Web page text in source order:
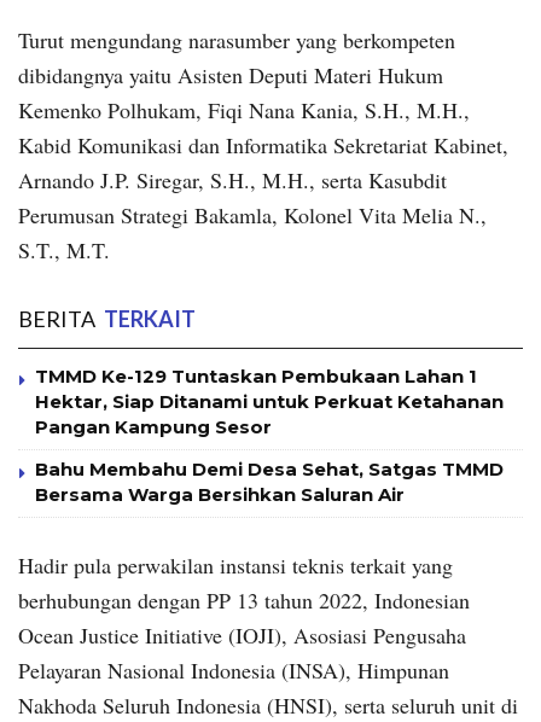
Turut mengundang narasumber yang berkompeten
dibidangnya yaitu Asisten Deputi Materi Hukum
Kemenko Polhukam, Fiqi Nana Kania, S.H., M.H.,
Kabid Komunikasi dan Informatika Sekretariat Kabinet,
Arnando J.P. Siregar, S.H., M.H., serta Kasubdit
Perumusan Strategi Bakamla, Kolonel Vita Melia N.,
S.T., M.T.
BERITA TERKAIT
TMMD Ke-129 Tuntaskan Pembukaan Lahan 1
Hektar, Siap Ditanami untuk Perkuat Ketahanan
Pangan Kampung Sesor
Bahu Membahu Demi Desa Sehat, Satgas TMMD
Bersama Warga Bersihkan Saluran Air
Hadir pula perwakilan instansi teknis terkait yang
berhubungan dengan PP 13 tahun 2022, Indonesian
Ocean Justice Initiative (IOJI), Asosiasi Pengusaha
Pelayaran Nasional Indonesia (INSA), Himpunan
Nakhoda Seluruh Indonesia (HNSI), serta seluruh unit di